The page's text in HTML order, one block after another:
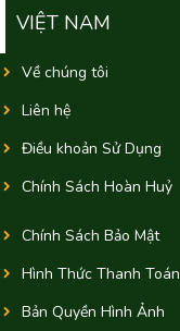
VIỆT NAM
Về chúng tôi
Liên hệ
Điều khoản Sử Dụng
Chính Sách Hoàn Huỷ
Chính Sách Bảo Mật
Hình Thức Thanh Toán
Bản Quyền Hình Ảnh